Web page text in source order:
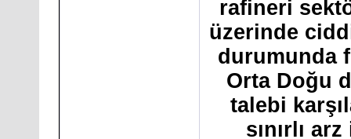
rafineri
üzerinde
durumunda
Orta Doğu
talebi
sınırlı